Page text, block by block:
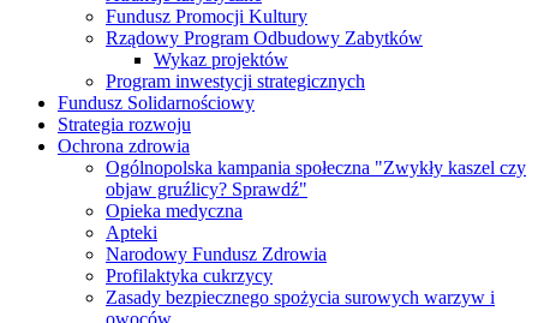
Fundusz Promocji Kultury
Rządowy Program Odbudowy Zabytków
Wykaz projektów
Program inwestycji strategicznych
Fundusz Solidarnościowy
Strategia rozwoju
Ochrona zdrowia
Ogólnopolska kampania społeczna "Zwykły kaszel czy
objaw gruźlicy? Sprawdź"
Opieka medyczna
Apteki
Narodowy Fundusz Zdrowia
Profilaktyka cukrzycy
Zasady bezpiecznego spożycia surowych warzyw i
owoców